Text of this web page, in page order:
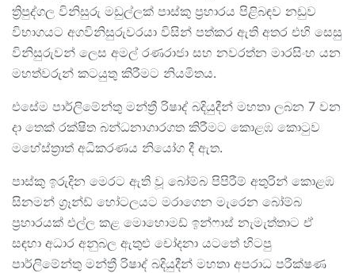
ත්‍රිපුද්ගල විනිසුරු මඩුල්ලක් පාස්කු ප්‍රහාරය පිළිබඳව නඩුව
විභාගයට අගවිනිසුරුවරයා විසින් පත්කර ඇති අතර එහි සෙසු
විනිසුරුවන් ලෙස අමල් රණරාජා සහ නවරත්න මාරසිංහ යන
මහත්වරුන් කටයුතු කිරීමට නියමිතය.
එසේම පාර්ලිමේන්තු මන්ත්‍රී රිෂාද් බදියුදීන් මහතා ලබන 7 වන
දා තෙක් රක්ෂිත බන්ධනාගාරගත කිරීමට කොළඹ කොටුව
මහේස්ත්‍රාත් අධිකරණය නියෝග දී ඇත.
පාස්කු ඉරුදින මෙරට ඇති වූ බෝම්බ පිපිරීම් අතුරින් කොළඹ
සිනමන් ග්‍රෑන්ඩ් හෝටලයට මරාගෙන මැරෙන බෝම්බ
ප්‍රහාරයක් එල්ල කළ මොහොමඩ් ඉන්ෆාස් නැමැත්තාට ඒ
සඳහා අධාර අනුබල ඇතුළු චෝදනා යටතේ හිටපු
පාර්ලිමේන්තු මන්ත්‍රී රිෂාද් බදියුදීන් මහතා අපරාධ පරීක්ෂණ